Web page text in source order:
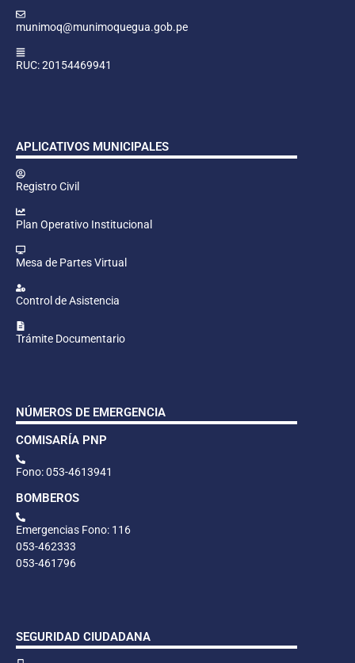
munimoq@munimoquegua.gob.pe
RUC: 20154469941
APLICATIVOS MUNICIPALES
Registro Civil
Plan Operativo Institucional
Mesa de Partes Virtual
Control de Asistencia
Trámite Documentario
NÚMEROS DE EMERGENCIA
COMISARÍA PNP
Fono: 053-4613941
BOMBEROS
Emergencias Fono: 116
053-462333
053-461796
SEGURIDAD CIUDADANA